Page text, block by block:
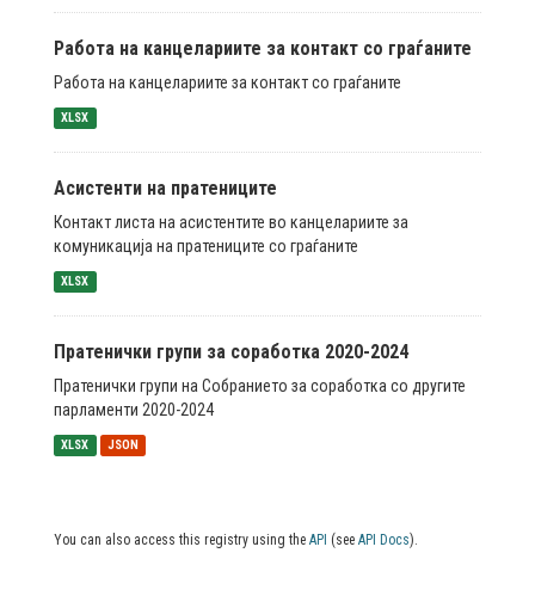
Работа на канцелариите за контакт со граѓаните
Работа на канцелариите за контакт со граѓаните
XLSX
Асистенти на пратениците
Контакт листа на асистентите во канцелариите за
комуникација на пратениците со граѓаните
XLSX
Пратенички групи за соработка 2020-2024
Пратенички групи на Собранието за соработка со другите
парламенти 2020-2024
XLSX JSON
You can also access this registry using the API (see API Docs).